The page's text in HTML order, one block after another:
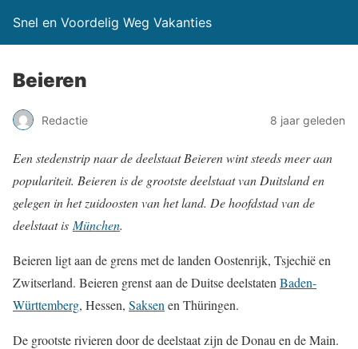
Snel en Voordelig Weg Vakanties
Beieren
Redactie 8 jaar geleden
Een stedenstrip naar de deelstaat Beieren wint steeds meer aan
populariteit. Beieren is de grootste deelstaat van Duitsland en
gelegen in het zuidoosten van het land. De hoofdstad van de
deelstaat is München.
Beieren ligt aan de grens met de landen Oostenrijk, Tsjechië en
Zwitserland. Beieren grenst aan de Duitse deelstaten Baden-
Württemberg, Hessen, Saksen en Thüringen.
De grootste rivieren door de deelstaat zijn de Donau en de Main.